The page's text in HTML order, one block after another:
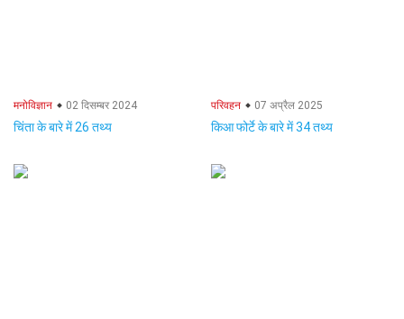
मनोविज्ञान 02 दिसम्बर 2024
चिंता के बारे में 26 तथ्य
परिवहन 07 अप्रैल 2025
किआ फोर्टे के बारे में 34 तथ्य